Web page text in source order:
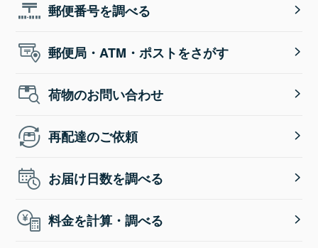
郵便番号を調べる
郵便局・ATM・ポストをさがす
荷物のお問い合わせ
再配達のご依頼
お届け日数を調べる
料金を計算・調べる